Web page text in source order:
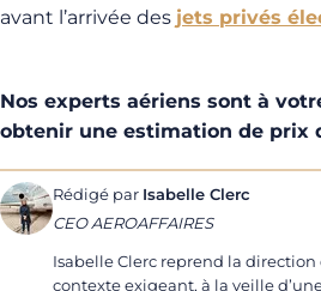
avant l’arrivée des jets privés
Nos experts aériens sont à
obtenir une estimation de prix
Rédigé par Isabelle Clerc
CEO AEROAFFAIRES
Isabelle Clerc reprend la direction
contexte exigeant, à la veille